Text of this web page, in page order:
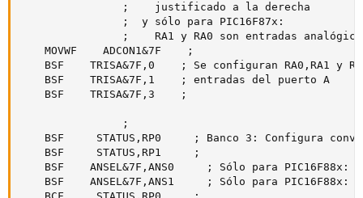
                ;    justificado a la derecha
                ;  y sólo para PIC16F87x:
;    RA1 y RA0 son entradas
    MOVWF    ADCON1&7F    ;
BSF    TRISA&7F,0    ; Se configuran RA0,RA1 y
    BSF    TRISA&7F,1    ; entradas del puerto A
    BSF    TRISA&7F,3    ;
                ;
BSF     STATUS,RP0     ; Banco 3: Configura
    BSF     STATUS,RP1     ;
BSF    ANSEL&7F,ANS0     ; Sólo para PIC16F88x:
BSF    ANSEL&7F,ANS1     ; Sólo para PIC16F88x: